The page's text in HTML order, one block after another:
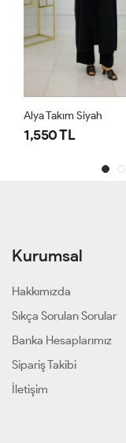
Alya Takım Siyah
1,550 TL
Kurumsal
Hakkımızda
Sıkça Sorulan Sorular
Banka Hesaplarımız
Sipariş Takibi
İletişim